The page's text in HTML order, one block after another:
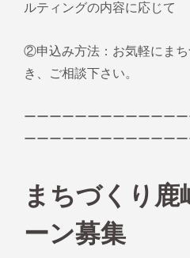
ルティングの内容に応じて
②申込み方法：お気軽にま
き、ご相談下さい。
ーーーーーーーーーーーー
ーーーーーーーーーーーー
まちづくり
ーン募集